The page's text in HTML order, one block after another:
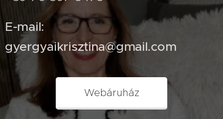
E-mail:
gyergyaikrisztina@gmail.com
Webáruház